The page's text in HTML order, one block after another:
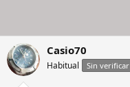
Casio70
Habitual Sin verificar